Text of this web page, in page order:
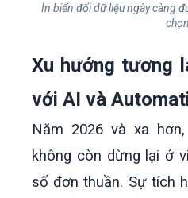
In biến đổi dữ liệu ngày càng
chọn
Xu hướng tương
với AI và
Năm 2026 và xa
không còn dừng lại ở
số đơn thuần. Sự tích